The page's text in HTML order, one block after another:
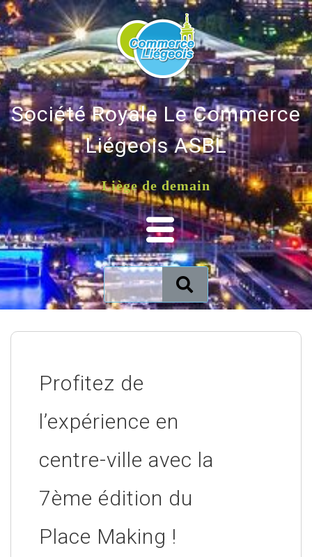
Société Royale Le Commerce
Liégeois ASBL
Liège de demain
Profitez de
l’expérience en
centre-ville avec la
7ème édition du
Place Making !